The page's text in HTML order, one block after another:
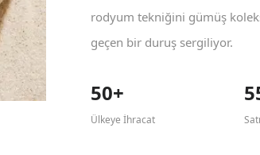
rodyum tekniğini gümüş
geçen bir duruş sergiliyor.
50+
Ülkeye İhracat